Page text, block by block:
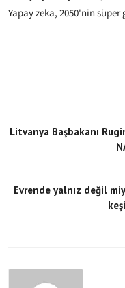
Yapay zeka, 2050'nin süper
Litvanya Başbakanı
Evrende yalnız değil